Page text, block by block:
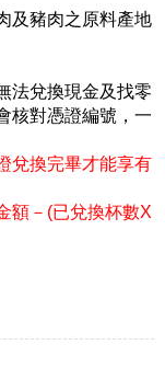
及豬肉之原料產地
法兌換現金及找零
核對憑證編號，一
兌換完畢才能享有
額－(已兌換杯數X